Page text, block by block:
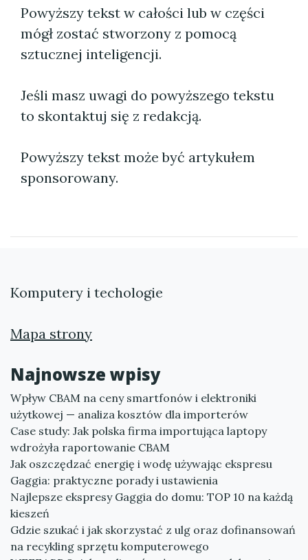
Powyższy tekst w całości lub w części
mógł zostać stworzony z pomocą
sztucznej inteligencji.
Jeśli masz uwagi do powyższego tekstu
to skontaktuj się z redakcją.
Powyższy tekst może być artykułem
sponsorowany.
Komputery i techologie
Mapa strony
Najnowsze wpisy
Wpływ CBAM na ceny smartfonów i elektroniki
użytkowej — analiza kosztów dla importerów
Case study: Jak polska firma importująca laptopy
wdrożyła raportowanie CBAM
Jak oszczędzać energię i wodę używając ekspresu
Gaggia: praktyczne porady i ustawienia
Najlepsze ekspresy Gaggia do domu: TOP 10 na każdą
kieszeń
Gdzie szukać i jak skorzystać z ulg oraz dofinansowań
na recykling sprzętu komputerowego